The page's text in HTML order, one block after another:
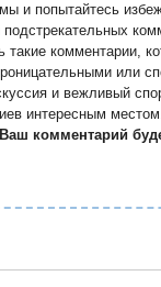
и попытайтесь
такие комментарии,
или
и вежливый
интересным
Ваш комментарий